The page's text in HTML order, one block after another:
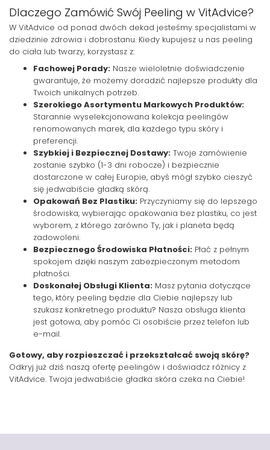
Dlaczego Zamówić Swój Peeling w VitAdvice?
W VitAdvice od ponad dwóch dekad jesteśmy specjalistami w
dziedzinie zdrowia i dobrostanu. Kiedy kupujesz u nas peeling
do ciała lub twarzy, korzystasz z:
Fachowej Porady: Nasze wieloletnie doświadczenie
gwarantuje, że możemy doradzić najlepsze produkty dla
Twoich unikalnych potrzeb.
Szerokiego Asortymentu Markowych Produktów:
Starannie wyselekcjonowana kolekcja peelingów
renomowanych marek, dla każdego typu skóry i
preferencji.
Szybkiej i Bezpiecznej Dostawy: Twoje zamówienie
zostanie szybko (1-3 dni robocze) i bezpiecznie
dostarczone w całej Europie, abyś mógł szybko cieszyć
się jedwabiście gładką skórą.
Opakowań Bez Plastiku: Przyczyniamy się do lepszego
środowiska, wybierając opakowania bez plastiku, co jest
wyborem, z którego zarówno Ty, jak i planeta będą
zadowoleni.
Bezpiecznego Środowiska Płatności: Płać z pełnym
spokojem dzięki naszym zabezpieczonym metodom
płatności.
Doskonałej Obsługi Klienta: Masz pytania dotyczące
tego, który peeling będzie dla Ciebie najlepszy lub
szukasz konkretnego produktu? Nasza obsługa klienta
jest gotowa, aby pomóc Ci osobiście przez telefon lub
e-mail.
Gotowy, aby rozpieszczać i przekształcać swoją skórę?
Odkryj już dziś naszą ofertę peelingów i doświadcz różnicy z
VitAdvice. Twoja jedwabiście gładka skóra czeka na Ciebie!